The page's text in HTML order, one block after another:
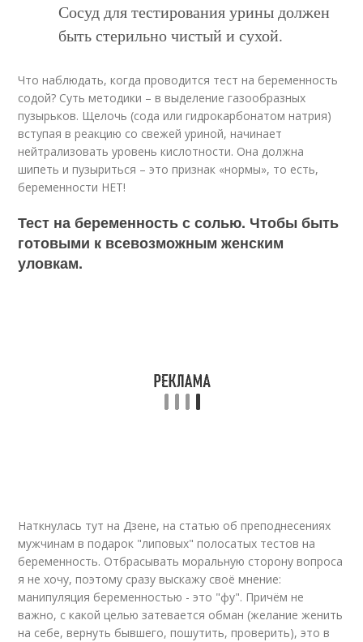
Сосуд для тестирования урины должен
быть стерильно чистый и сухой.
Что наблюдать, когда проводится тест на беременность
содой? Суть методики – в выделение газообразных
пузырьков. Щелочь (сода или гидрокарбонатом натрия)
вступая в реакцию со свежей уриной, начинает
нейтрализовать уровень кислотности. Она должна
шипеть и пузыриться – это признак «нормы», то есть,
беременности НЕТ!
Тест на беременность с солью. Чтобы быть
готовыми к всевозможным женским
уловкам.
Наткнулась тут на Дзене, на статью об преподнесениях
мужчинам в подарок "липовых" полосатых тестов на
беременность. Отбрасывать моральную сторону вопроса
я не хочу, поэтому сразу выскажу своё мнение:
манипуляция беременностью - это "фу". Причём не
важно, с какой целью затевается обман (желание женить
на себе, вернуть бывшего, пошутить, проверить), это в